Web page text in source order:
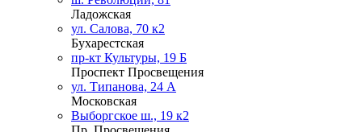
Ладожская
ул. Салова, 70 к2
Бухарестская
пр-кт Культуры, 19 Б
Проспект Просвещения
ул. Типанова, 24 А
Московская
Выборгское ш., 19 к2